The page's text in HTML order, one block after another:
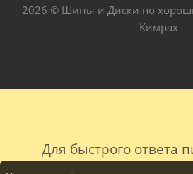
Для быстрого ответа
2026 © Шины и Диски по
Кимрах